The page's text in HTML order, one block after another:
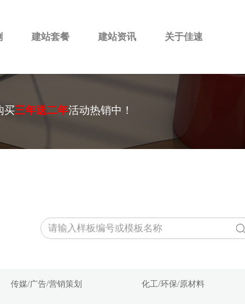
建站套餐 建站资讯 关于佳速
买三年送二年活动热销中！
传媒/广告/营销策划 化工/环保/原材料